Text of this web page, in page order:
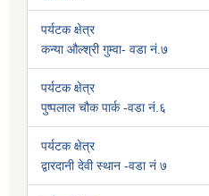
पर्यटक क्षेत्र
कन्या औल्श्री गुम्वा- वडा नं.७
पर्यटक क्षेत्र
पुष्पलाल चौक पार्क -वडा नं.६
पर्यटक क्षेत्र
द्वारदानी देवी स्थान -वडा नं ७